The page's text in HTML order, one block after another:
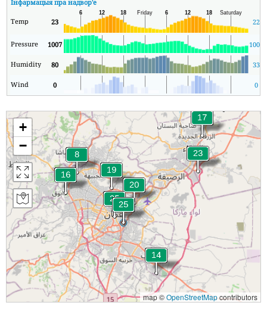
Інфармацыя пра надвор'е
Temp 23 22
Pressure 1007 1006
Humidity 80 33
Wind 0 0
+
−
map ©OpenStreetMapcontributors